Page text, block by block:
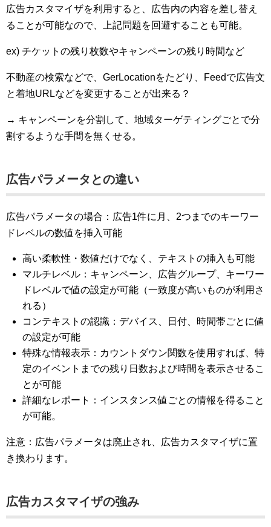
広告カスタマイザを利用すると、広告内の内容を差し替え
ることが可能なので、上記問題を回避することも可能。
ex) チケットの残り枚数やキャンペーンの残り時間など
不動産の検索などで、GerLocationをたどり、Feedで広告文
と着地URLなどを変更することが出来る？
→ キャンペーンを分割して、地域ターゲティングごとで分
割するような手間を無くせる。
広告パラメータとの違い
広告パラメータの場合：広告1件に月、2つまでのキーワー
ドレベルの数値を挿入可能
高い柔軟性・数値だけでなく、テキストの挿入も可能
マルチレベル：キャンペーン、広告グループ、キーワー
ドレベルで値の設定が可能（一致度が高いものが利用さ
れる）
コンテキストの認識：デバイス、日付、時間帯ごとに値
の設定が可能
特殊な情報表示：カウントダウン関数を使用すれば、特
定のイベントまでの残り日数および時間を表示させるこ
とが可能
詳細なレポート：インスタンス値ごとの情報を得ること
が可能。
注意：広告パラメータは廃止され、広告カスタマイザに置
き換わります。
広告カスタマイザの強み